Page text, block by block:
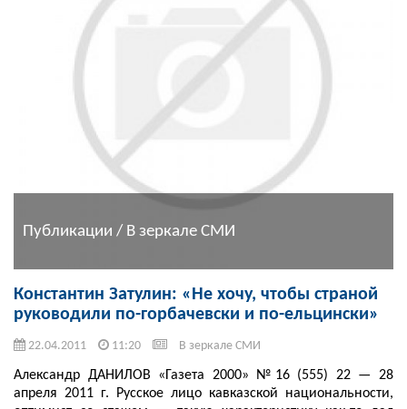
Публикации / В зеркале СМИ
Константин Затулин: «Не хочу, чтобы страной
руководили по-горбачевски и по-ельцински»
22.04.2011 11:20 В зеркале СМИ
Александр ДАНИЛОВ «Газета 2000» №16 (555) 22 — 28
апреля 2011 г. Русское лицо кавказской национальности,